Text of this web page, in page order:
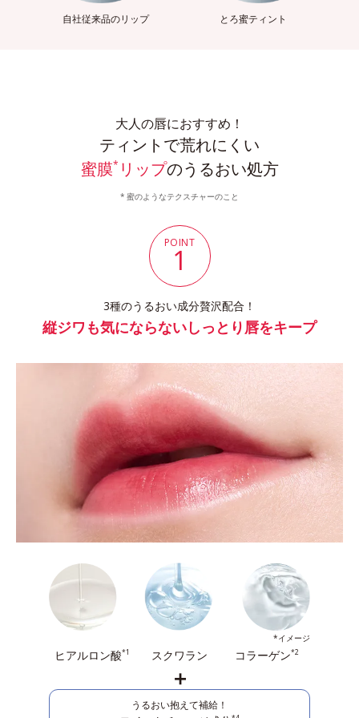
自社従来品のリップ とろ蜜ティント
大人の唇におすすめ！
ティントで荒れにくい
蜜膜* リップのうるおい処方
蜜のようなテクスチャーのこと
POINT
1
3種のうるおい成分贅沢配合！
縦ジワも気にならないしっとり唇をキープ
*イメージ
ヒアルロン酸*1 スクワラン コラーゲン*2
＋
うるおい抱えて補給！